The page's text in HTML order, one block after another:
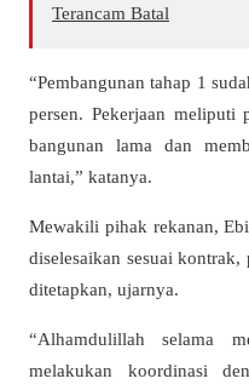
Terancam Batal
“Pembangunan tahap 1
persen. Pekerjaan meliputi
bangunan lama dan
lantai,” katanya.
Mewakili pihak rekanan,
diselesaikan sesuai
ditetapkan, ujarnya.
“Alhamdulillah selama
melakukan koordinasi